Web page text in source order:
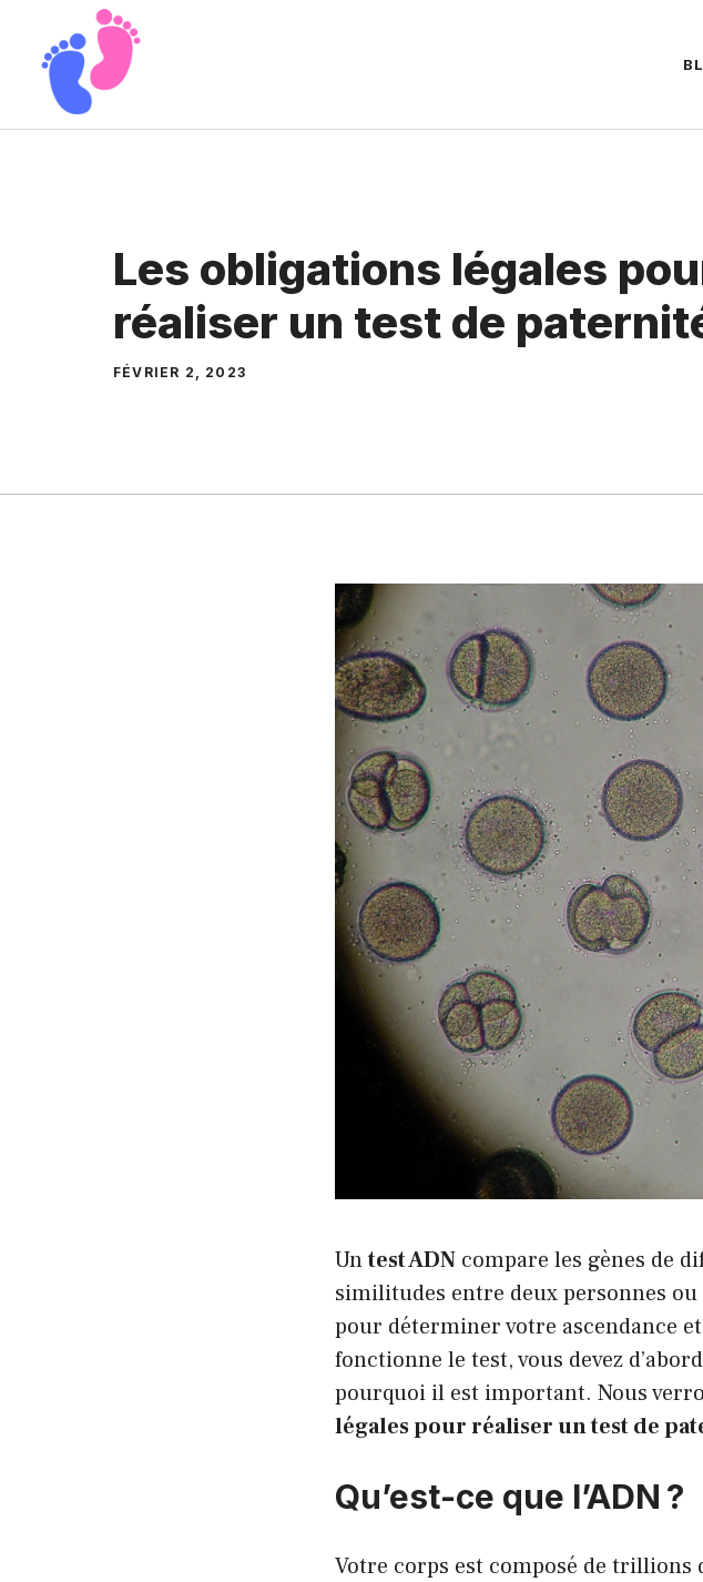
contenu
Les obligations légales
réaliser un test de
FÉVRIER 2, 2023
Untest ADN compare les gènes de
similitudes entre deux personnes
pour déterminer votre ascendance
fonctionne le test, vous devez
pourquoi il est important. Nous
légales pour réaliser un test de
Qu’est-ce que l’ADN ?
Votre corps est composé de